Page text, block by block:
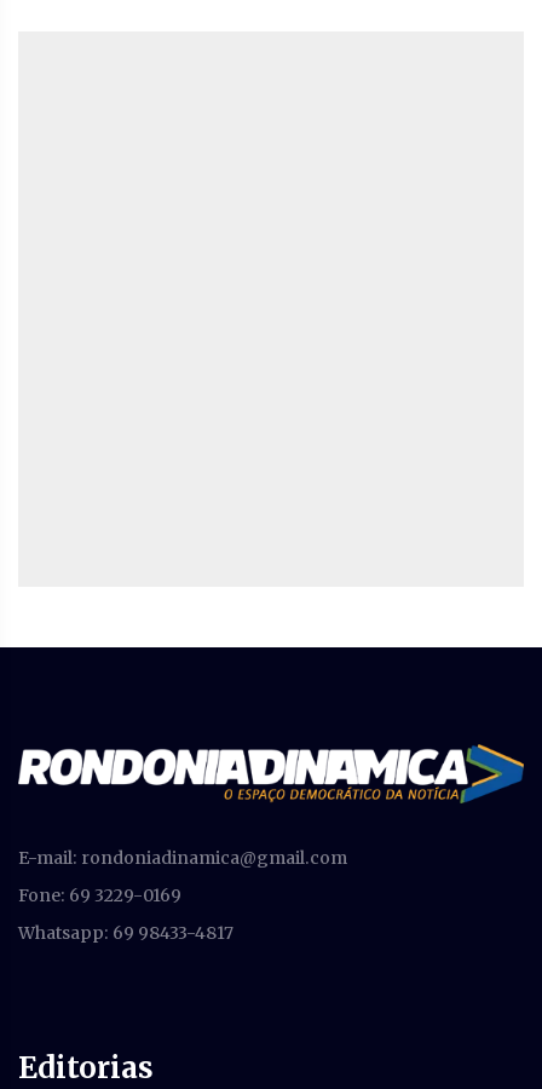
E-mail: rondoniadinamica@gmail.com
Fone: 69 3229-0169
Whatsapp: 69 98433-4817
Editorias